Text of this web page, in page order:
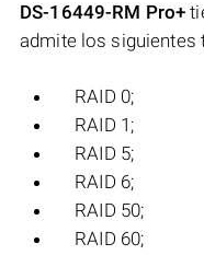
DS-16449-RM Pro+
admite los siguientes
RAID 0;
RAID 1;
RAID 5;
RAID 6;
RAID 50;
RAID 60;